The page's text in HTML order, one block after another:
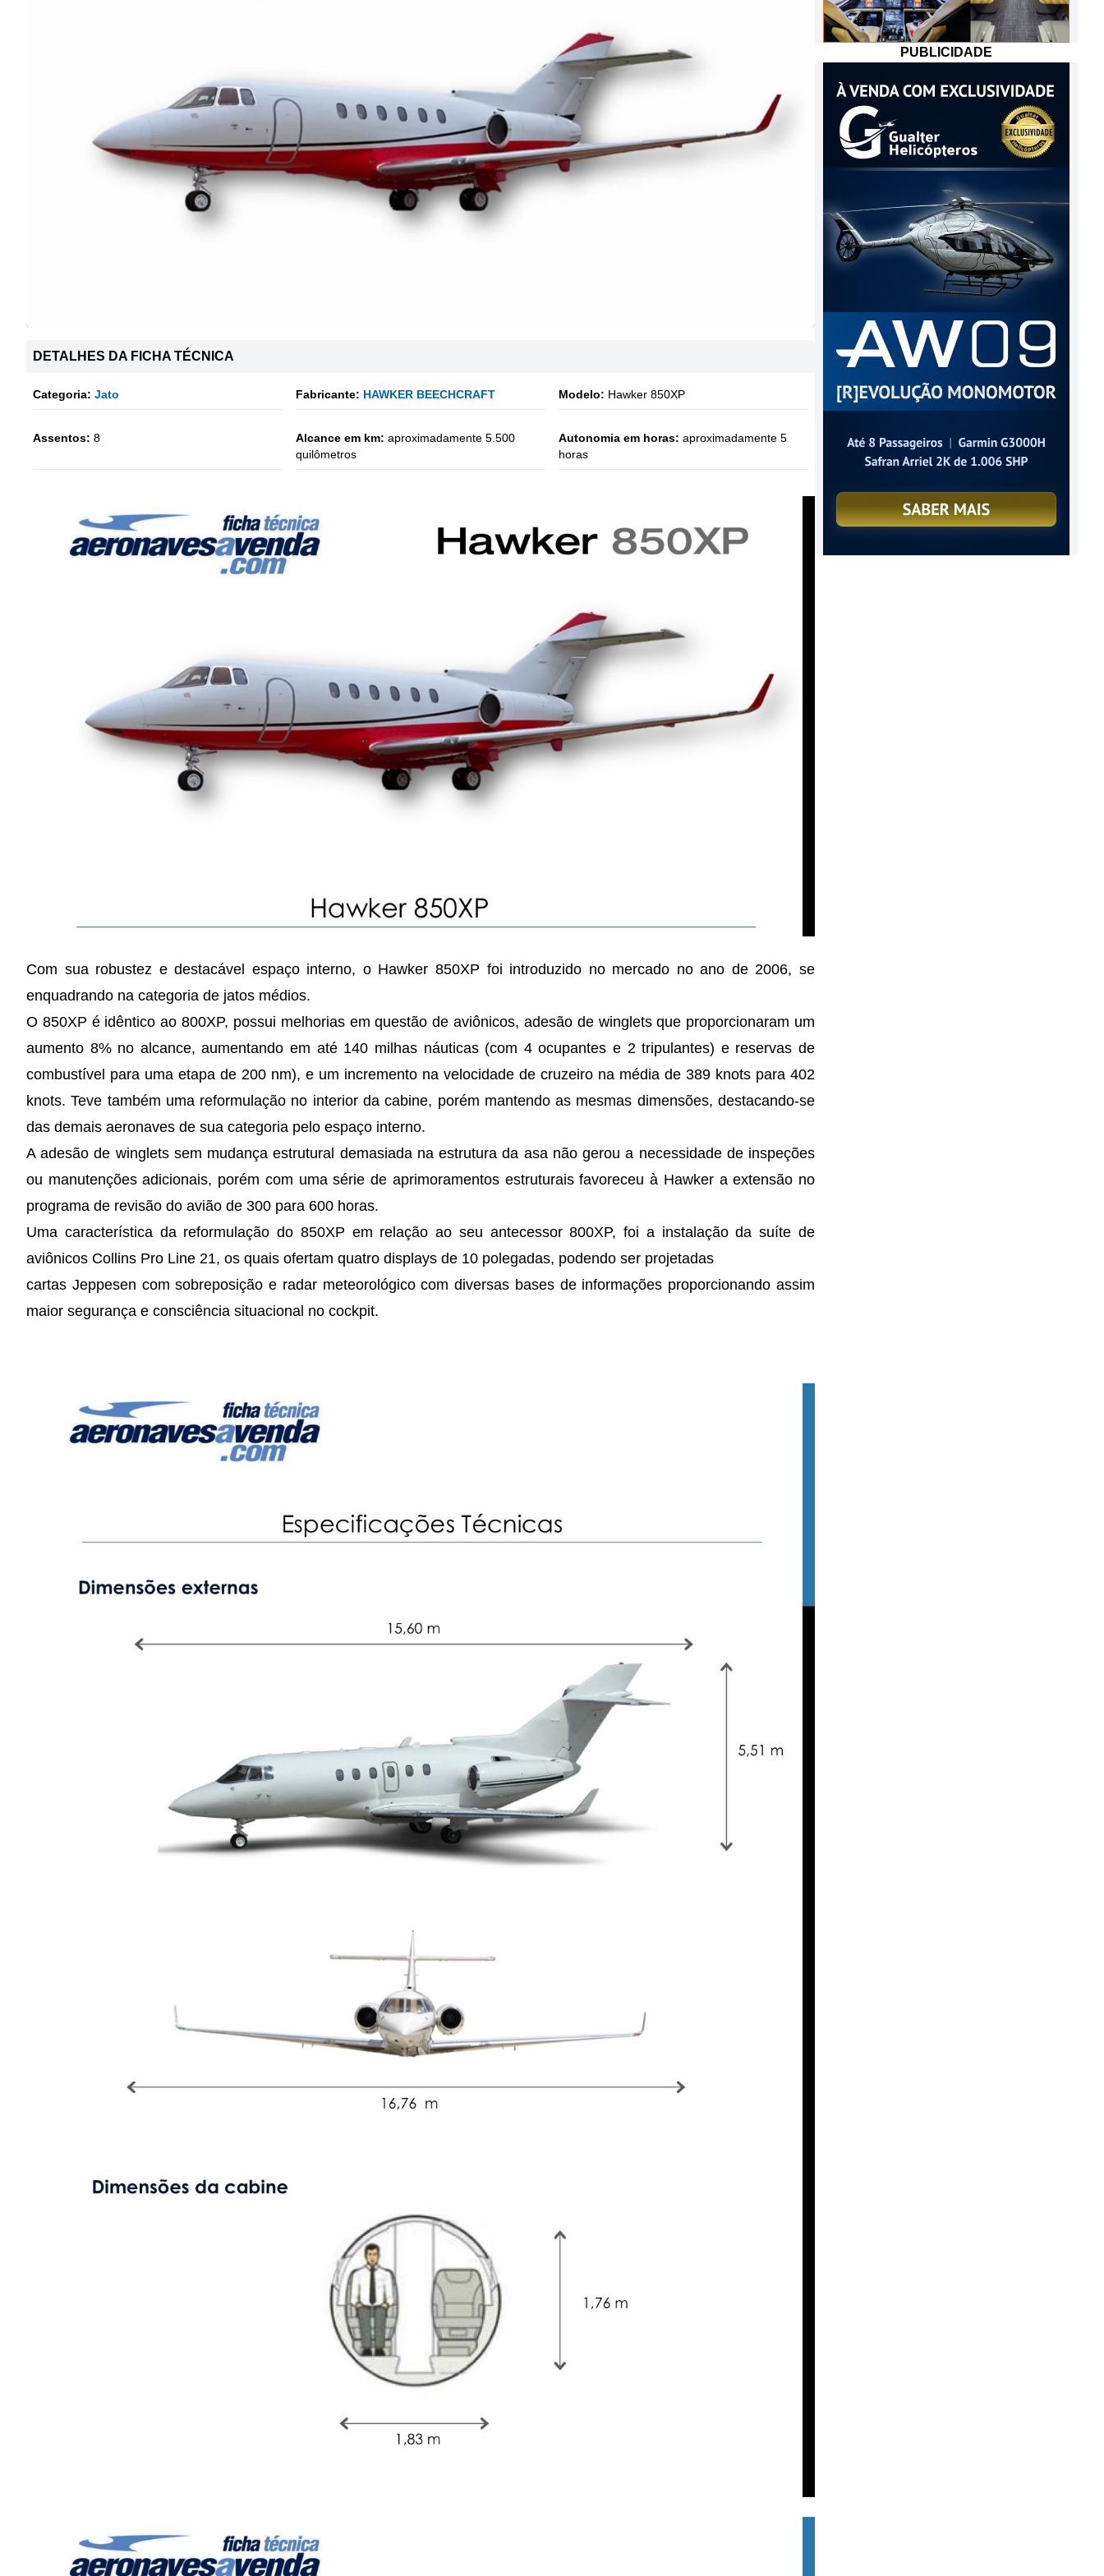
DETALHES DA FICHA TÉCNICA
Categoria: Jato Fabricante: HAWKER BEECHCRAFT Modelo: Hawker 850XP
Assentos: 8 Alcance em km: aproximadamente 5.500
quilômetros
Autonomia em horas: aproximadamente 5
horas
Com sua robustez e destacável espaço interno, o Hawker 850XP foi introduzido no mercado no ano de 2006, se
enquadrando na categoria de jatos médios.
O 850XP é idêntico ao 800XP, possui melhorias em questão de aviônicos, adesão de winglets que proporcionaram um
aumento 8% no alcance, aumentando em até 140 milhas náuticas (com 4 ocupantes e 2 tripulantes) e reservas de
combustível para uma etapa de 200 nm), e um incremento na velocidade de cruzeiro na média de 389 knots para 402
knots. Teve também uma reformulação no interior da cabine, porém mantendo as mesmas dimensões, destacando-se
das demais aeronaves de sua categoria pelo espaço interno.
A adesão de winglets sem mudança estrutural demasiada na estrutura da asa não gerou a necessidade de inspeções
ou manutenções adicionais, porém com uma série de aprimoramentos estruturais favoreceu à Hawker a extensão no
programa de revisão do avião de 300 para 600 horas.
Uma característica da reformulação do 850XP em relação ao seu antecessor 800XP, foi a instalação da suíte de
aviônicos Collins Pro Line 21, os quais ofertam quatro displays de 10 polegadas, podendo ser projetadas
cartas Jeppesen com sobreposição e radar meteorológico com diversas bases de informações proporcionando assim
maior segurança e consciência situacional no cockpit.
PUBLICIDADE